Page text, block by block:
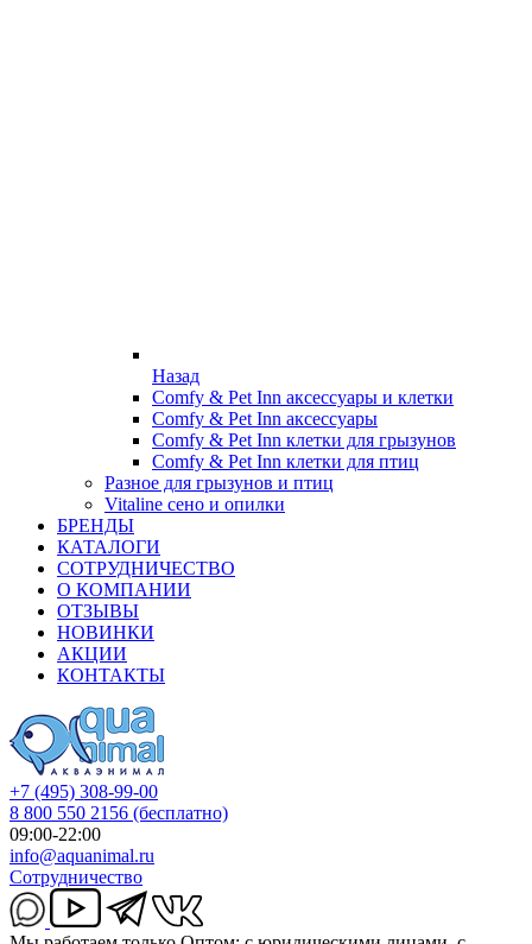
Назад
Comfy & Pet Inn аксессуары и клетки
Comfy & Pet Inn аксессуары
Comfy & Pet Inn клетки для грызунов
Comfy & Pet Inn клетки для птиц
Разное для грызунов и птиц
Vitaline сено и опилки
БРЕНДЫ
КАТАЛОГИ
СОТРУДНИЧЕСТВО
О КОМПАНИИ
ОТЗЫВЫ
НОВИНКИ
АКЦИИ
КОНТАКТЫ
+7 (495) 308-99-00
8 800 550 2156 (бесплатно)
09:00-22:00
info@aquanimal.ru
Сотрудничество